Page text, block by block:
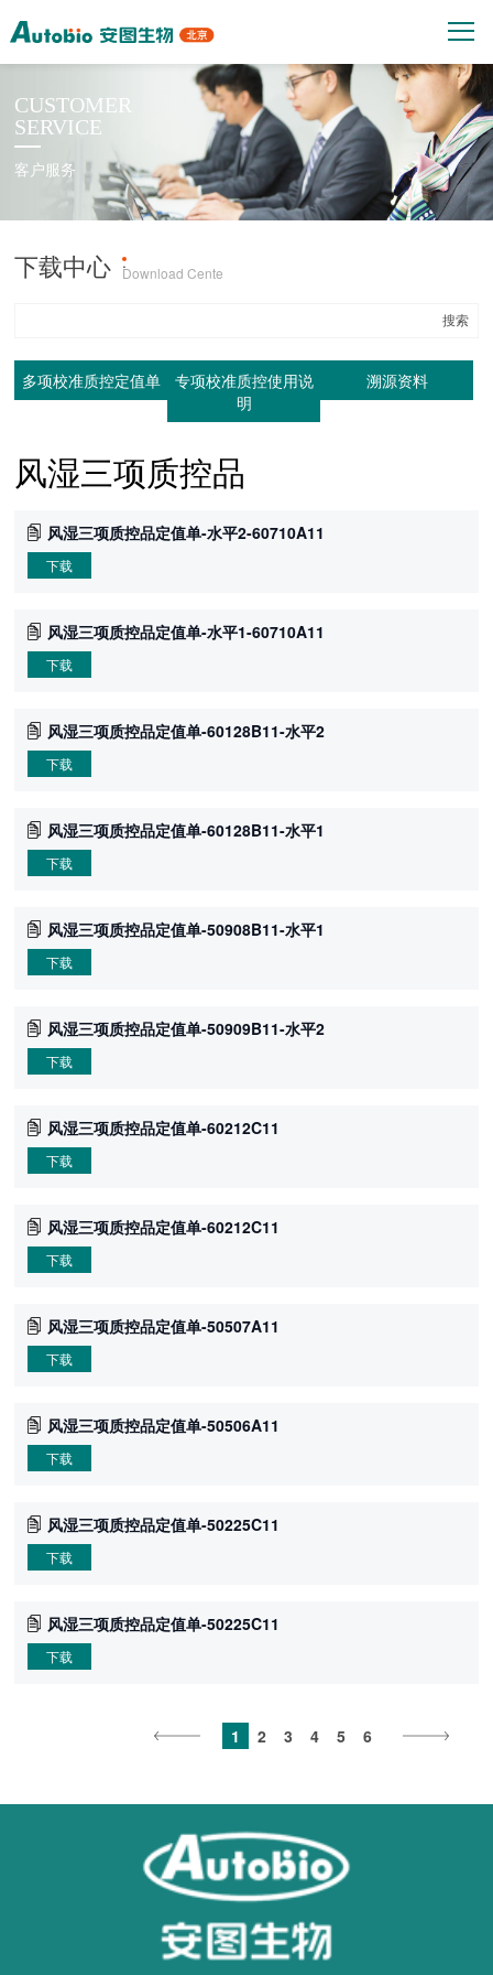
CUSTOMER
SERVICE
客户服务
下载中心 ·Download Cente
多项校准质控定值单
专项校准质控使用说
明
溯源资料
风湿三项质控品
风湿三项质控品定值单-水平2-60710A11
下载
风湿三项质控品定值单-水平1-60710A11
下载
风湿三项质控品定值单-60128B11-水平2
下载
风湿三项质控品定值单-60128B11-水平1
下载
风湿三项质控品定值单-50908B11-水平1
下载
风湿三项质控品定值单-50909B11-水平2
下载
风湿三项质控品定值单-60212C11
下载
风湿三项质控品定值单-60212C11
下载
风湿三项质控品定值单-50507A11
下载
风湿三项质控品定值单-50506A11
下载
风湿三项质控品定值单-50225C11
下载
风湿三项质控品定值单-50225C11
下载
1 2 3 4 5 6